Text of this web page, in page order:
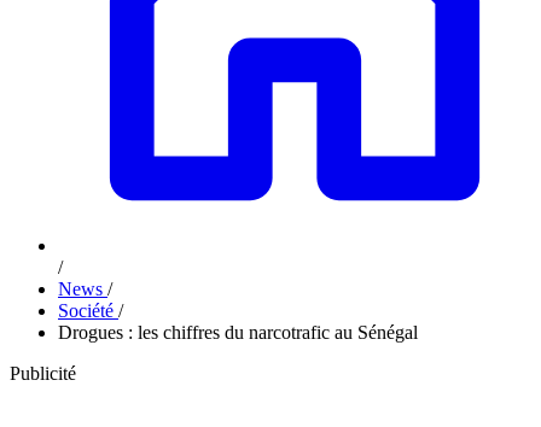
/
News /
Société /
Drogues : les chiffres du narcotrafic au Sénégal
Publicité